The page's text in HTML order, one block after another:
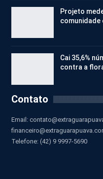
Projeto
comunidade
Cai 35,6%
contra a
Contato
Email:
Telefone: (42) 9 9997-5690